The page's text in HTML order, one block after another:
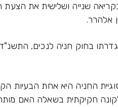
אלהרר.
החניה היא אחת הבעיות
חקיקתית בשאלה האם